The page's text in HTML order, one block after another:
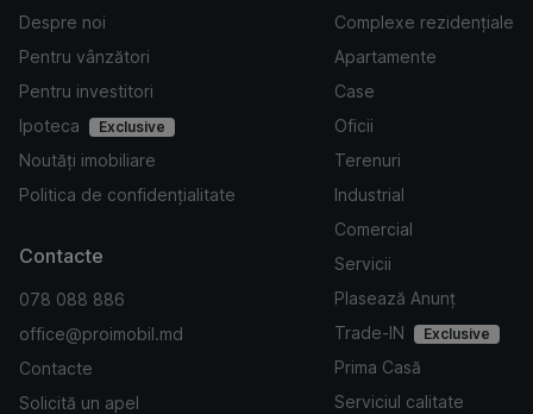
Despre noi
Pentru vânzători
Pentru investitori
Ipoteca
Exclusive
Noutăți imobiliare
Politica de confidențialitate
Complexe rezidențiale
Apartamente
Case
Oficii
Terenuri
Industrial
Comercial
Servicii
Plasează Anunț
Trade-IN
Exclusive
Prima Casă
Serviciul calitate
Contacte
078 088 886
office@proimobil.md
Contacte
Solicită un apel